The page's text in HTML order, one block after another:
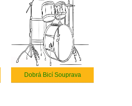
Dobrá Bicí Souprava